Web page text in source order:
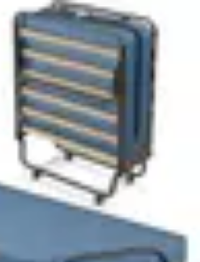
Astuces QuotidiennesAlimentation